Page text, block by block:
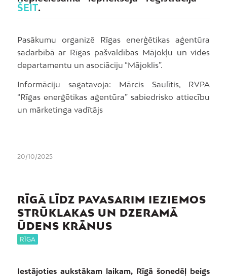
ŠEIT.
Pasākumu organizē Rīgas enerģētikas aģentūra
sadarbībā ar Rīgas pašvaldības Mājokļu un vides
departamentu un asociāciju “Mājoklis”.
Informāciju sagatavoja: Mārcis Saulītis, RVPA
“Rīgas enerģētikas aģentūra” sabiedrisko attiecību
un mārketinga vadītājs
20/10/2025
RĪGĀ LĪDZ PAVASARIM IEZIEMOS
STRŪKLAKAS UN DZERAMĀ
ŪDENS KRĀNUS
RĪGA
Iestājoties aukstākam laikam, Rīgā šonedēļ beigs